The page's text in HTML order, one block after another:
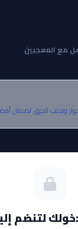
مع المعجبين
وتجنب الحرق لضمان
لتنضم